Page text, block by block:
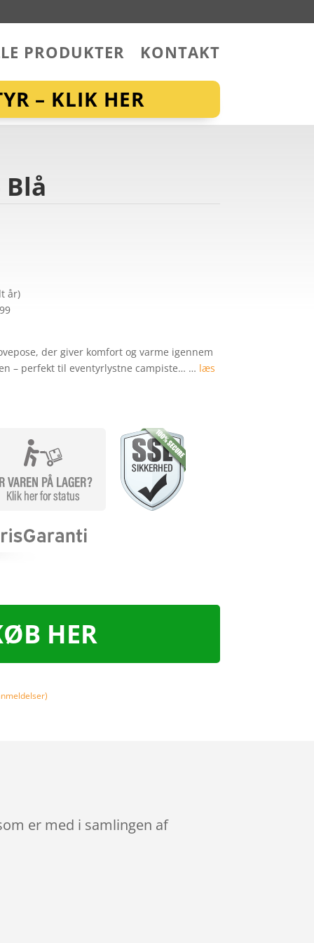
PRODUKTER KONTAKT
– KLIK HER
Blå
år)
der giver komfort og varme igennem
– perfekt til eventyrlystne campiste… … læs
HER
er med i samlingen af